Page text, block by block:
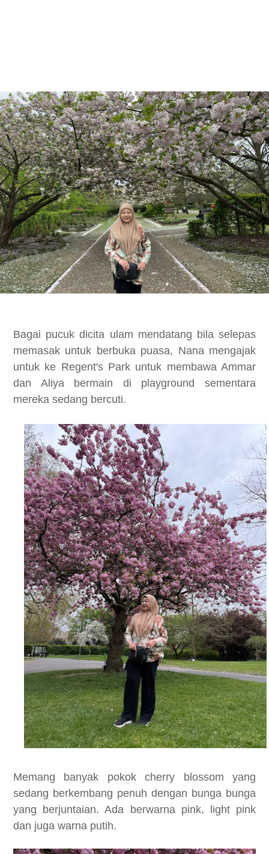
Bagai pucuk dicita ulam mendatang bila selepas
memasak untuk berbuka puasa, Nana mengajak
untuk ke Regent's Park untuk membawa Ammar
dan Aliya bermain di playground sementara
mereka sedang bercuti.
Memang banyak pokok cherry blossom yang
sedang berkembang penuh dengan bunga bunga
yang berjuntaian. Ada berwarna pink, light pink
dan juga warna putih.